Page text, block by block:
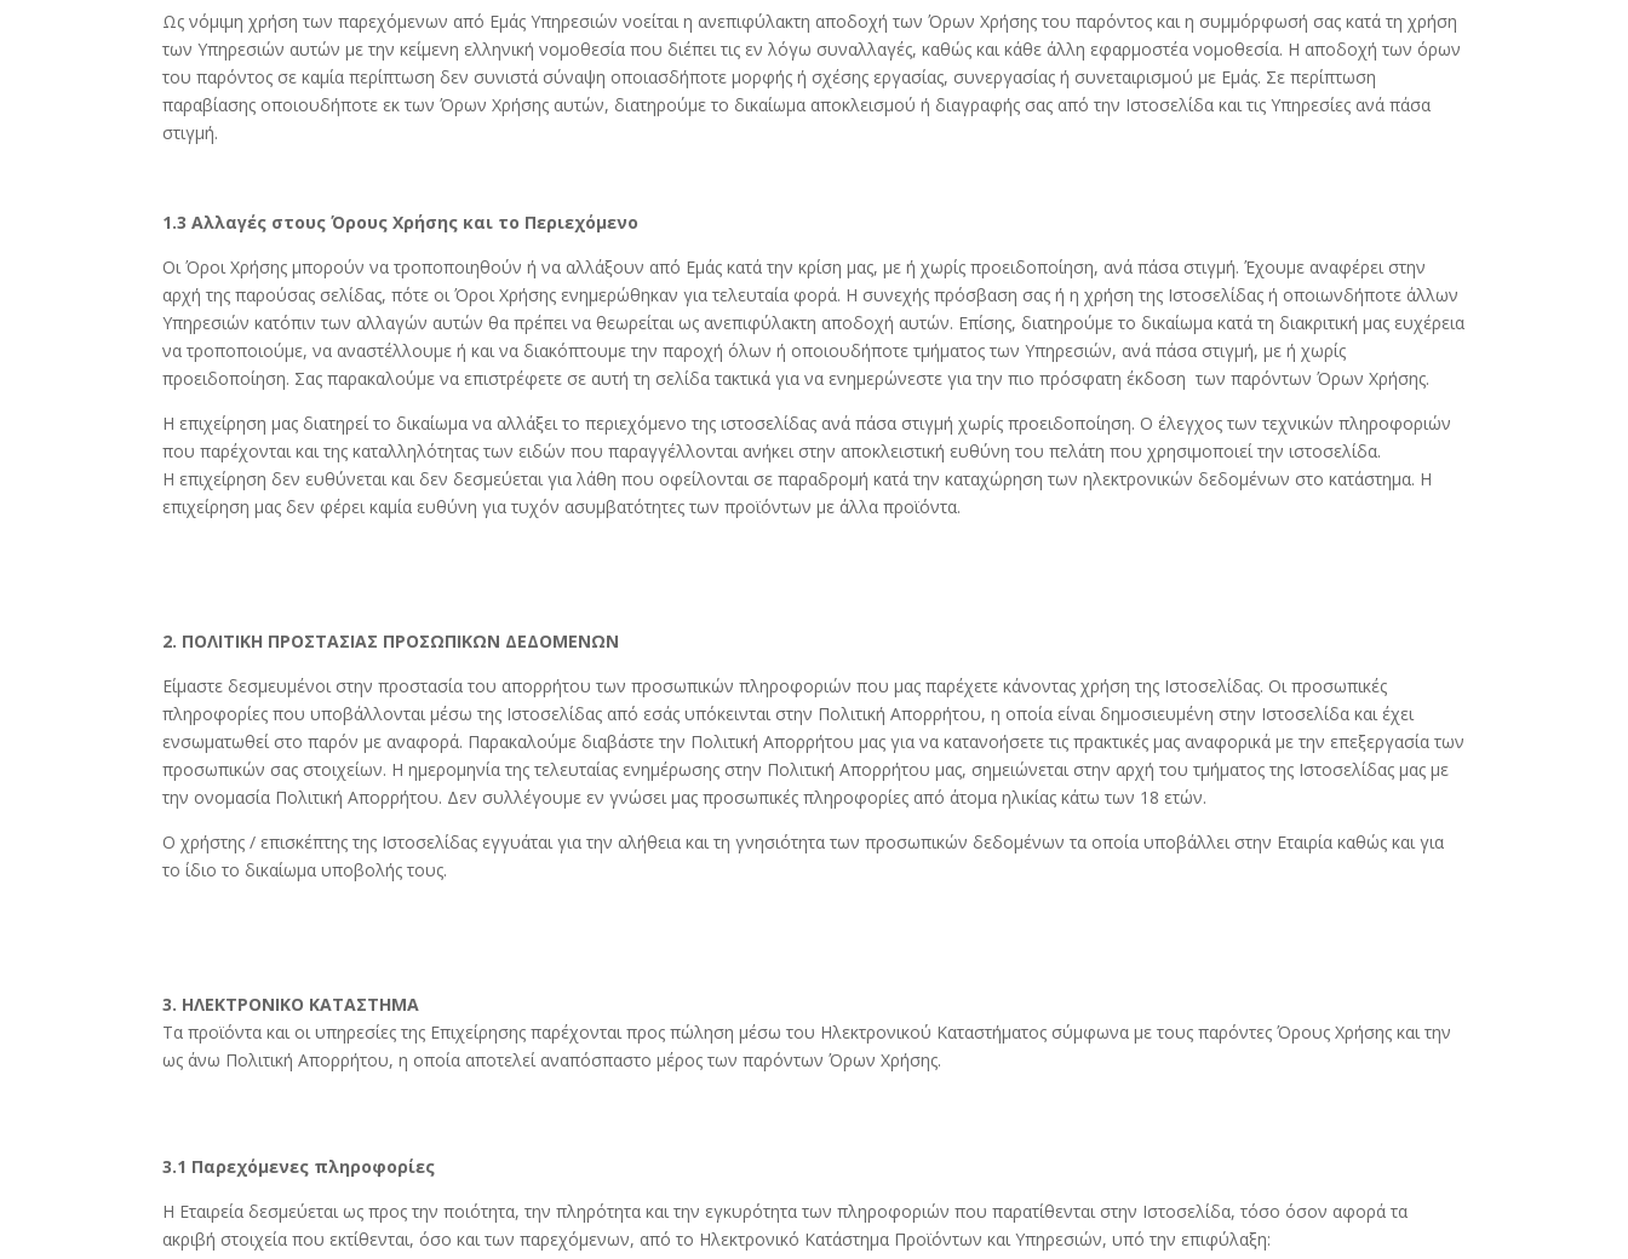
Ως νόμιμη χρήση των παρεχόμενων από Εμάς Υπηρεσιών νοείται η ανεπιφύλακτη αποδοχή των Όρων Χρήσης του παρόντος και η συμμόρφωσή σας κατά τη χρήση
των Υπηρεσιών αυτών με την κείμενη ελληνική νομοθεσία που διέπει τις εν λόγω συναλλαγές, καθώς και κάθε άλλη εφαρμοστέα νομοθεσία. Η αποδοχή των όρων
του παρόντος σε καμία περίπτωση δεν συνιστά σύναψη οποιασδήποτε μορφής ή σχέσης εργασίας, συνεργασίας ή συνεταιρισμού με Εμάς. Σε περίπτωση
παραβίασης οποιουδήποτε εκ των Όρων Χρήσης αυτών, διατηρούμε το δικαίωμα αποκλεισμού ή διαγραφής σας από την Ιστοσελίδα και τις Υπηρεσίες ανά πάσα
στιγμή.
1.3 Αλλαγές στους Όρους Χρήσης και το Περιεχόμενο
Οι Όροι Χρήσης μπορούν να τροποποιηθούν ή να αλλάξουν από Εμάς κατά την κρίση μας, με ή χωρίς προειδοποίηση, ανά πάσα στιγμή. Έχουμε αναφέρει στην
αρχή της παρούσας σελίδας, πότε οι Όροι Χρήσης ενημερώθηκαν για τελευταία φορά. Η συνεχής πρόσβαση σας ή η χρήση της Ιστοσελίδας ή οποιωνδήποτε άλλων
Υπηρεσιών κατόπιν των αλλαγών αυτών θα πρέπει να θεωρείται ως ανεπιφύλακτη αποδοχή αυτών. Επίσης, διατηρούμε το δικαίωμα κατά τη διακριτική μας ευχέρεια
να τροποποιούμε, να αναστέλλουμε ή και να διακόπτουμε την παροχή όλων ή οποιουδήποτε τμήματος των Υπηρεσιών, ανά πάσα στιγμή, με ή χωρίς
προειδοποίηση. Σας παρακαλούμε να επιστρέφετε σε αυτή τη σελίδα τακτικά για να ενημερώνεστε για την πιο πρόσφατη έκδοση των παρόντων Όρων Χρήσης.
Η επιχείρηση μας διατηρεί το δικαίωμα να αλλάξει το περιεχόμενο της ιστοσελίδας ανά πάσα στιγμή χωρίς προειδοποίηση. Ο έλεγχος των τεχνικών πληροφοριών
που παρέχονται και της καταλληλότητας των ειδών που παραγγέλλονται ανήκει στην αποκλειστική ευθύνη του πελάτη που χρησιμοποιεί την ιστοσελίδα.
Η επιχείρηση δεν ευθύνεται και δεν δεσμεύεται για λάθη που οφείλονται σε παραδρομή κατά την καταχώρηση των ηλεκτρονικών δεδομένων στο κατάστημα. Η
επιχείρηση μας δεν φέρει καμία ευθύνη για τυχόν ασυμβατότητες των προϊόντων με άλλα προϊόντα.
2. ΠΟΛΙΤΙΚΗ ΠΡΟΣΤΑΣΙΑΣ ΠΡΟΣΩΠΙΚΩΝ ΔΕΔΟΜΕΝΩΝ
Είμαστε δεσμευμένοι στην προστασία του απορρήτου των προσωπικών πληροφοριών που μας παρέχετε κάνοντας χρήση της Ιστοσελίδας. Οι προσωπικές
πληροφορίες που υποβάλλονται μέσω της Ιστοσελίδας από εσάς υπόκεινται στην Πολιτική Απορρήτου, η οποία είναι δημοσιευμένη στην Ιστοσελίδα και έχει
ενσωματωθεί στο παρόν με αναφορά. Παρακαλούμε διαβάστε την Πολιτική Απορρήτου μας για να κατανοήσετε τις πρακτικές μας αναφορικά με την επεξεργασία των
προσωπικών σας στοιχείων. Η ημερομηνία της τελευταίας ενημέρωσης στην Πολιτική Απορρήτου μας, σημειώνεται στην αρχή του τμήματος της Ιστοσελίδας μας με
την ονομασία Πολιτική Απορρήτου. Δεν συλλέγουμε εν γνώσει μας προσωπικές πληροφορίες από άτομα ηλικίας κάτω των 18 ετών.
Ο χρήστης / επισκέπτης της Ιστοσελίδας εγγυάται για την αλήθεια και τη γνησιότητα των προσωπικών δεδομένων τα οποία υποβάλλει στην Εταιρία καθώς και για
το ίδιο το δικαίωμα υποβολής τους.
3. ΗΛΕΚΤΡΟΝΙΚΟ ΚΑΤΑΣΤΗΜΑ
Τα προϊόντα και οι υπηρεσίες της Επιχείρησης παρέχονται προς πώληση μέσω του Ηλεκτρονικού Καταστήματος σύμφωνα με τους παρόντες Όρους Χρήσης και την
ως άνω Πολιτική Απορρήτου, η οποία αποτελεί αναπόσπαστο μέρος των παρόντων Όρων Χρήσης.
3.1 Παρεχόμενες πληροφορίες
Η Εταιρεία δεσμεύεται ως προς την ποιότητα, την πληρότητα και την εγκυρότητα των πληροφοριών που παρατίθενται στην Ιστοσελίδα, τόσο όσον αφορά τα
ακριβή στοιχεία που εκτίθενται, όσο και των παρεχόμενων, από το Ηλεκτρονικό Κατάστημα Προϊόντων και Υπηρεσιών, υπό την επιφύλαξη: